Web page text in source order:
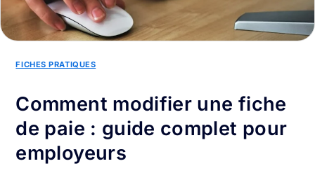
FICHES PRATIQUES
Comment modifier une fiche
de paie : guide complet pour
employeurs